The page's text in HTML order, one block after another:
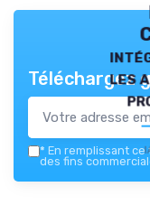
les
Téléchargez
* En remplissant ce
des fins